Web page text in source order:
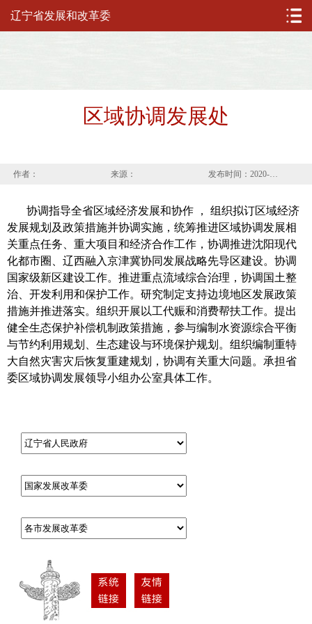
辽宁省发展和改革委
区域协调发展处
作者： 来源： 发布时间：2020-03-16
协调指导全省区域经济发展和协作 ， 组织拟订区域经济
发展规划及政策措施并协调实施，统筹推进区域协调发展相
关重点任务、重大项目和经济合作工作，协调推进沈阳现代
化都市圈、辽西融入京津冀协同发展战略先导区建设。协调
国家级新区建设工作。推进重点流域综合治理，协调国土整
治、开发利用和保护工作。研究制定支持边境地区发展政策
措施并推进落实。组织开展以工代赈和消费帮扶工作。提出
健全生态保护补偿机制政策措施，参与编制水资源综合平衡
与节约利用规划、生态建设与环境保护规划。组织编制重特
大自然灾害灾后恢复重建规划，协调有关重大问题。承担省
委区域协调发展领导小组办公室具体工作。